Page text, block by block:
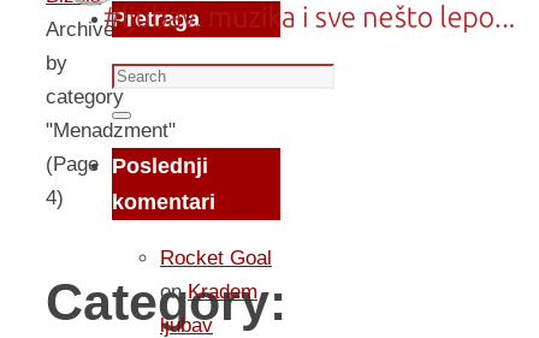
Archive
by
category
"Menadzment"
(Page
4)
Category:
Pretraga
Search
for:
Search
Poslednji
komentari
Rocket Goal
onKradem
ljubav